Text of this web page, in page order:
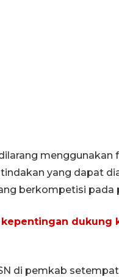
menggunakan
yang dapat
berkompetisi pada
dukung
di pemkab